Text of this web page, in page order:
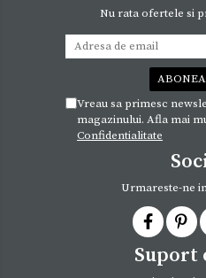
Nu rata ofertele si
Vreau sa primesc
magazinului. Afla mai
Confidentialitate
Urmareste-ne
Suport